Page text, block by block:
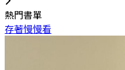
熱門書單
存著慢慢看